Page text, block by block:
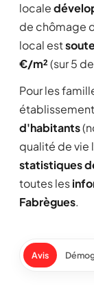
locale
de chômage
local est
€/m²(sur 5
Pour les
d'habitants
qualité de vie
statistiques
toutes les
Fabrègues.
Avis